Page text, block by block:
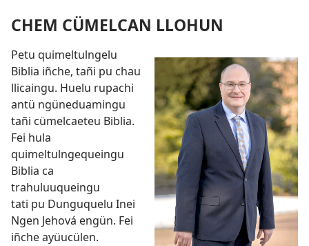
CHEM CÜMELCAN LLOHUN
Petu quimeltulngelu
Biblia iñche, tañi pu chau
llicaingu. Huelu rupachi
antü ngüneduamingu
tañi cümelcaeteu Biblia.
Fei hula
quimeltulngequeingu
Biblia ca
trahuluuqueingu
tati pu Dunguquelu Inei
Ngen Jehová engün. Fei
iñche ayüucülen.